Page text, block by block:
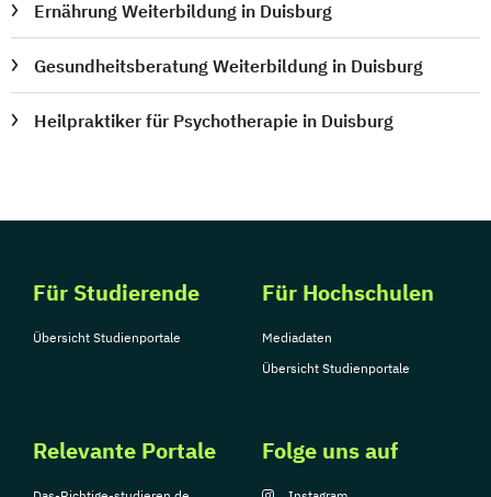
Ernährung Weiterbildung in Duisburg
Gesundheitsberatung Weiterbildung in Duisburg
Heilpraktiker für Psychotherapie in Duisburg
Für Studierende
Übersicht Studienportale
Für Hochschulen
Mediadaten
Übersicht Studienportale
Relevante Portale Folge uns auf